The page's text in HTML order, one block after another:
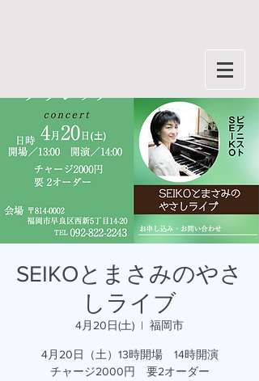
SEIKOとまさみのやさ
しライブ
4月20日(土)
  |
福岡市
4月20日（土）13時開場 14時開演
チャージ2000円 要2オーダー